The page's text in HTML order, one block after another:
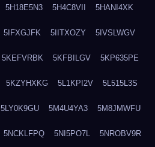
5H18E5N3 5H4C8VII 5HANI4XK
5IFXGJFK 5IITXOZY 5IVSLWGV
5KEFVRBK 5KFBILGV 5KP635PE
5KZYHXKG 5L1KPI2V 5L515L3S
5LY0K9GU 5M4U4YA3 5M8JMWFU
5NCKLFPQ 5NI5PO7L 5NROBV9R